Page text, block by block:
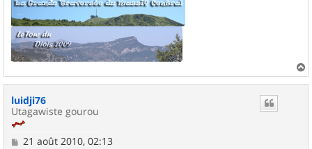
a
luidji76
Utagawiste gourou
M
21 août 2010, 02:13